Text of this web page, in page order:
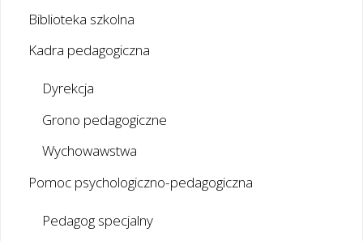
Biblioteka szkolna
Kadra pedagogiczna
Dyrekcja
Grono pedagogiczne
Wychowawstwa
Pomoc psychologiczno-pedagogiczna
Pedagog specjalny